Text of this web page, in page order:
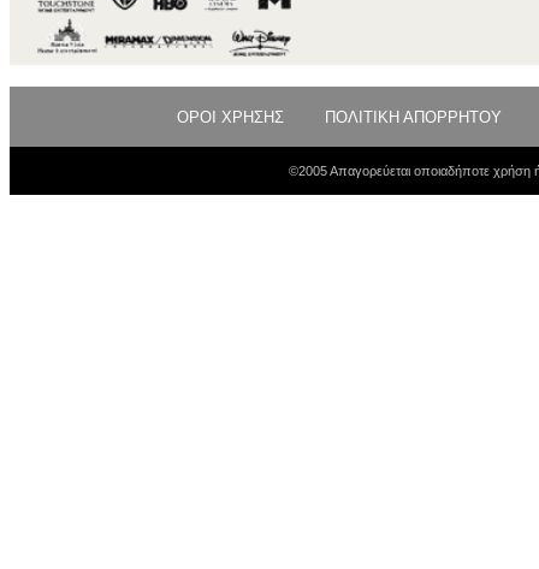
ΟΡΟΙ ΧΡΗΣΗΣ ΠΟΛΙΤΙΚΗ ΑΠΟΡΡΗΤΟΥ
©2005 Απαγορεύεται οποιαδήποτε χρήση